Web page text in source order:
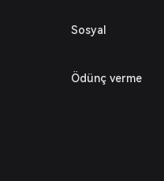
Sosyal
Ödünç verme